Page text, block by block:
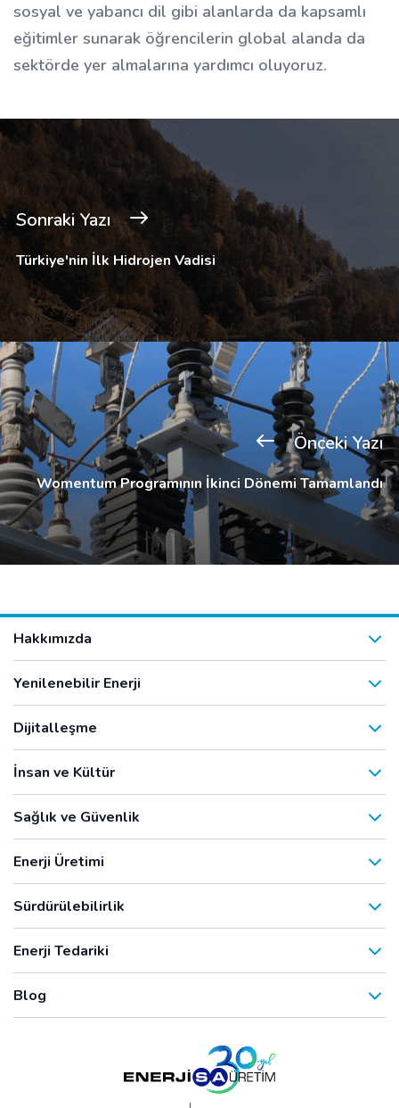
sosyal ve yabancı dil gibi alanlarda da kapsamlı
eğitimler sunarak öğrencilerin global alanda da
sektörde yer almalarına yardımcı oluyoruz.
Önceki Yazı
Womentum Programının İkinci Dönemi Tamamlandı
Sonraki Yazı
Türkiye'nin İlk Hidrojen Vadisi
Hakkımızda
Yenilenebilir Enerji
Dijitalleşme
İnsan ve Kültür
Sağlık ve Güvenlik
Enerji Üretimi
Sürdürülebilirlik
Enerji Tedariki
Blog